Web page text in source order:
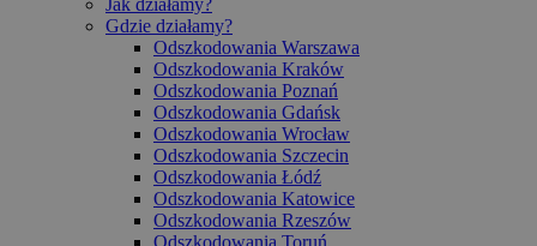
Jak działamy?
Gdzie działamy?
Odszkodowania Warszawa
Odszkodowania Kraków
Odszkodowania Poznań
Odszkodowania Gdańsk
Odszkodowania Wrocław
Odszkodowania Szczecin
Odszkodowania Łódź
Odszkodowania Katowice
Odszkodowania Rzeszów
Odszkodowania Toruń